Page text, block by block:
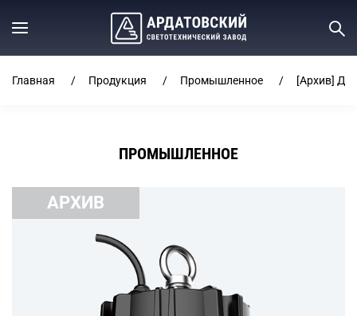
Главная Продукция Промышленное [Архив]
ПРОМЫШЛЕННОЕ
АРХИВ